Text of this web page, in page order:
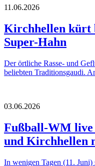
11.06.2026
Kirchhellen kürt
Super-Hahn
Der örtliche Rasse- und
beliebten Traditionsgaudi.
03.06.2026
Fußball-WM
und Kirchhellen
In wenigen Tagen (11. Juni)